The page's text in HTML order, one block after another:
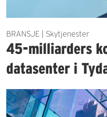
BRANSJE | Skytjenester
45-milliarders
datasenter i